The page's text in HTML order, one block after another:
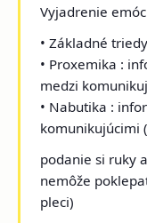
Vyjadrenie
• Základné
• Proxemika :
medzi
• Nabutika :
komunikujúcimi
podanie si ruky
nemôže
pleci)